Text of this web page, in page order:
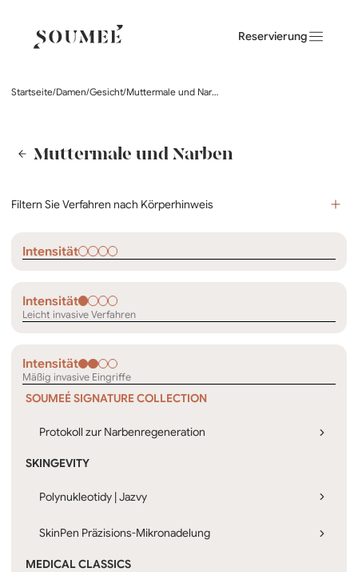
Reservierung
Startseite/Damen/Gesicht/ Muttermale und Narben
Muttermale und Narben
Filtern Sie Verfahren nach Körperhinweis
Intensität
Intensität
Leicht invasive Verfahren
Intensität
Mäßig invasive Eingriffe
SOUMEÉ SIGNATURE COLLECTION
Protokoll zur Narbenregeneration
SKINGEVITY
Polynukleotidy | Jazvy
SkinPen Präzisions-Mikronadelung
MEDICAL CLASSICS